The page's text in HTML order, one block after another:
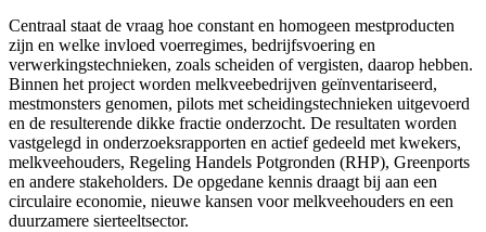
Centraal staat de vraag hoe constant en homogeen mestproducten
zijn en welke invloed voerregimes, bedrijfsvoering en
verwerkingstechnieken, zoals scheiden of vergisten, daarop hebben.
Binnen het project worden melkveebedrijven geïnventariseerd,
mestmonsters genomen, pilots met scheidingstechnieken uitgevoerd
en de resulterende dikke fractie onderzocht. De resultaten worden
vastgelegd in onderzoeksrapporten en actief gedeeld met kwekers,
melkveehouders, Regeling Handels Potgronden (RHP), Greenports
en andere stakeholders. De opgedane kennis draagt bij aan een
circulaire economie, nieuwe kansen voor melkveehouders en een
duurzamere sierteeltsector.